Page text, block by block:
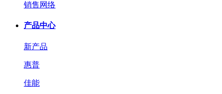
销售网络
产品中心
新产品
惠普
佳能